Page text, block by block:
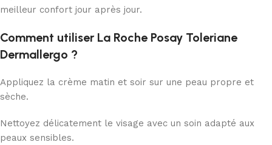
meilleur confort jour après jour.
Comment utiliser La Roche Posay Toleriane
Dermallergo ?
Appliquez la crème matin et soir sur une peau propre et
sèche.
Nettoyez délicatement le visage avec un soin adapté aux
peaux sensibles.